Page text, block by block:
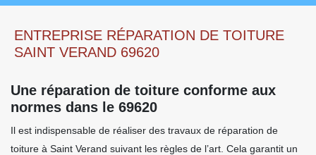
ENTREPRISE RÉPARATION DE TOITURE
SAINT VERAND 69620
Une réparation de toiture conforme aux
normes dans le 69620
Il est indispensable de réaliser des travaux de réparation de
toiture à Saint Verand suivant les règles de l’art. Cela garantit un